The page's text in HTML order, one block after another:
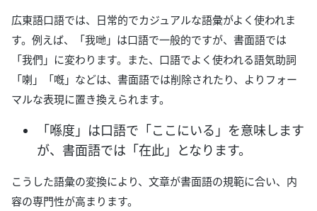
広東語口語では、日常的でカジュアルな語彙がよく使われま
す。例えば、「我哋」は口語で一般的ですが、書面語では
「我們」に変わります。また、口語でよく使われる語気助詞
「喇」「嘅」などは、書面語では削除されたり、よりフォー
マルな表現に置き換えられます。
「喺度」は口語で「ここにいる」を意味します
が、書面語では「在此」となります。
こうした語彙の変換により、文章が書面語の規範に合い、内
容の専門性が高まります。